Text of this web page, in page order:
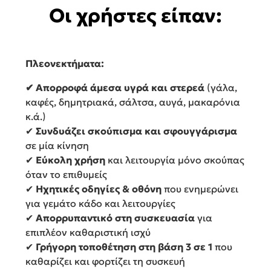
Οι χρήστες είπαν:
Πλεονεκτήματα:
✔ Απορροφά άμεσα υγρά και στερεά (γάλα,
καφές, δημητριακά, σάλτσα, αυγά, μακαρόνια
κ.ά.)
✔ Συνδυάζει σκούπισμα και σφουγγάρισμα
σε μία κίνηση
✔ Εύκολη χρήση και λειτουργία μόνο σκούπας
όταν το επιθυμείς
✔ Ηχητικές οδηγίες & οθόνη που ενημερώνει
για γεμάτο κάδο και λειτουργίες
✔ Απορρυπαντικό στη συσκευασία για
επιπλέον καθαριστική ισχύ
✔ Γρήγορη τοποθέτηση στη βάση 3 σε 1 που
καθαρίζει και φορτίζει τη συσκευή